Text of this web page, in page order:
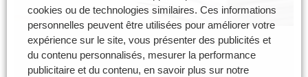
cookies ou de technologies similaires. Ces informations
personnelles peuvent être utilisées pour améliorer votre
expérience sur le site, vous présenter des publicités et
du contenu personnalisés, mesurer la performance
publicitaire et du contenu, en savoir plus sur notre